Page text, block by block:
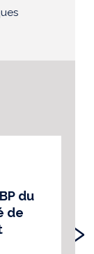
du
de
›